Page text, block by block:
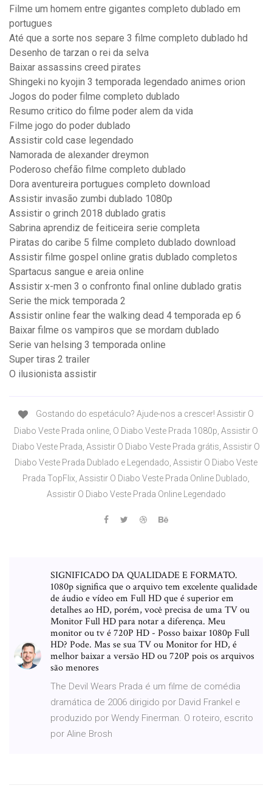
Filme um homem entre gigantes completo dublado em
portugues
Até que a sorte nos separe 3 filme completo dublado hd
Desenho de tarzan o rei da selva
Baixar assassins creed pirates
Shingeki no kyojin 3 temporada legendado animes orion
Jogos do poder filme completo dublado
Resumo critico do filme poder alem da vida
Filme jogo do poder dublado
Assistir cold case legendado
Namorada de alexander dreymon
Poderoso chefão filme completo dublado
Dora aventureira portugues completo download
Assistir invasão zumbi dublado 1080p
Assistir o grinch 2018 dublado gratis
Sabrina aprendiz de feiticeira serie completa
Piratas do caribe 5 filme completo dublado download
Assistir filme gospel online gratis dublado completos
Spartacus sangue e areia online
Assistir x-men 3 o confronto final online dublado gratis
Serie the mick temporada 2
Assistir online fear the walking dead 4 temporada ep 6
Baixar filme os vampiros que se mordam dublado
Serie van helsing 3 temporada online
Super tiras 2 trailer
O ilusionista assistir
Gostando do espetáculo? Ajude-nos a crescer! Assistir O
Diabo Veste Prada online, O Diabo Veste Prada 1080p, Assistir O
Diabo Veste Prada, Assistir O Diabo Veste Prada grátis, Assistir O
Diabo Veste Prada Dublado e Legendado, Assistir O Diabo Veste
Prada TopFlix, Assistir O Diabo Veste Prada Online Dublado,
Assistir O Diabo Veste Prada Online Legendado
SIGNIFICADO DA QUALIDADE E FORMATO.
1080p significa que o arquivo tem excelente qualidade
de áudio e vídeo em Full HD que é superior em
detalhes ao HD, porém, você precisa de uma TV ou
Monitor Full HD para notar a diferença. Meu
monitor ou tv é 720P HD - Posso baixar 1080p Full
HD? Pode. Mas se sua TV ou Monitor for HD, é
melhor baixar a versão HD ou 720P pois os arquivos
são menores
The Devil Wears Prada é um filme de comédia
dramática de 2006 dirigido por David Frankel e
produzido por Wendy Finerman. O roteiro, escrito
por Aline Brosh